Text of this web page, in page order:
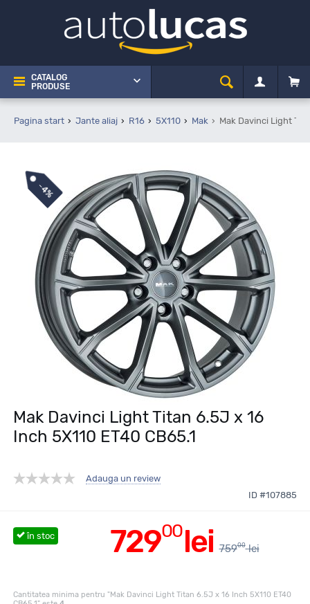
CATALOG
PRODUSE
Pagina start Jante aliaj R16 5X110 Mak Mak Davinci Light
-
4%
Mak Davinci Light Titan 6.5J x 16
Inch 5X110 ET40 CB65.1
Adauga un review
ID #107885
72900lei 75900 lei
în stoc
Cantitatea minima pentru "Mak Davinci Light Titan 6.5J x 16 Inch 5X110 ET40